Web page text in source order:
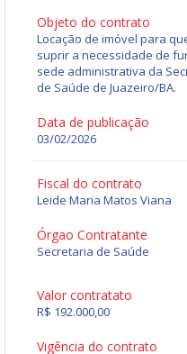
Objeto do contrato
Locação de imóvel para
suprir a necessidade de
sede administrativa da
de Saúde de Juazeiro/BA.
Data de publicação
03/02/2026
Fiscal do contrato
Leide Maria Matos Viana
Órgao Contratante
Secretaria de Saúde
Valor contratato
R$ 192.000,00
Vigência do contrato